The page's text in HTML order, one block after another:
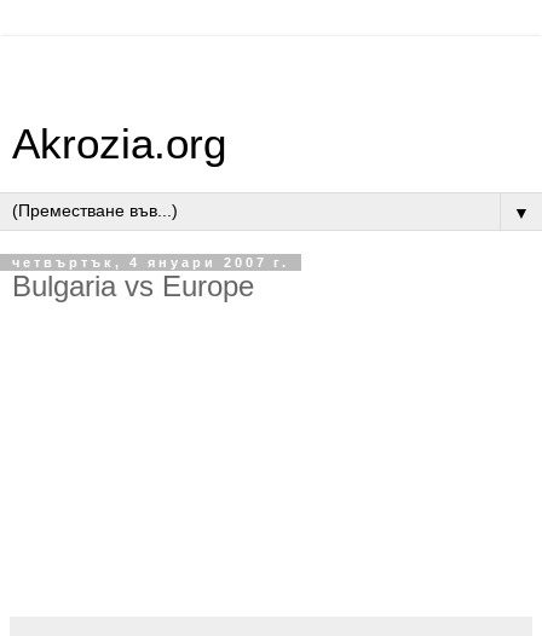
Akrozia.org
▼
четвъртък, 4 януари 2007 г.
Bulgaria vs Europe